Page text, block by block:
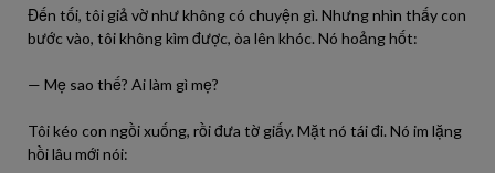
Đến tối, tôi giả vờ như không có chuyện gì. Nhưng nhìn thấy con
bước vào, tôi không kìm được, òa lên khóc. Nó hoảng hốt:
— Mẹ sao thế? Ai làm gì mẹ?
Tôi kéo con ngồi xuống, rồi đưa tờ giấy. Mặt nó tái đi. Nó im lặng
hồi lâu mới nói: